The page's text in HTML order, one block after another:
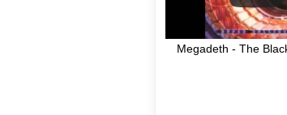
Megadeth - The